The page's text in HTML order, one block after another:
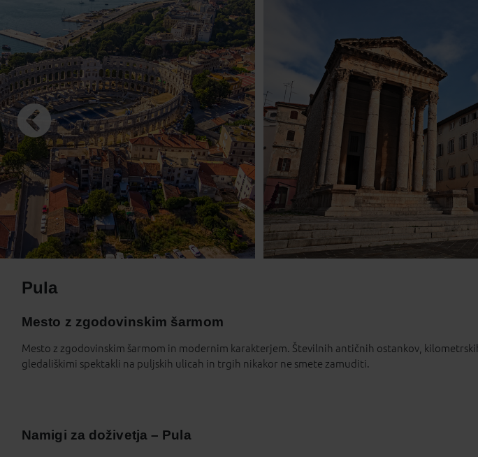
3
10 13 14
17 19 21
24 25 26 28 29
31 4 5
Prazniki Najboljša cena
Pula
Mesto z zgodovinskim šarmom
Mesto z zgodovinskim šarmom in modernim karakterjem. Številnih antičnih ostankov,
gledališkimi spektakli na puljskih ulicah in trgih nikakor ne smete zamuditi.
Namigi za doživetja – Pula